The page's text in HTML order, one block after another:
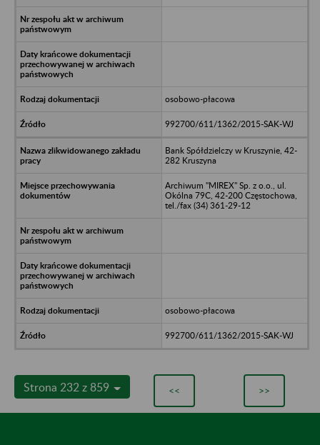
osobowo-płacowa
992700/611/1362/2015-SAK-WJ
Bank Spółdzielczy w Kruszynie, 42-
282 Kruszyna
Archiwum "MIREX" Sp. z o.o., ul.
Okólna 79C, 42-200 Częstochowa,
tel./fax (34) 361-29-12
osobowo-płacowa
992700/611/1362/2015-SAK-WJ
Strona 232 z 859 << >>